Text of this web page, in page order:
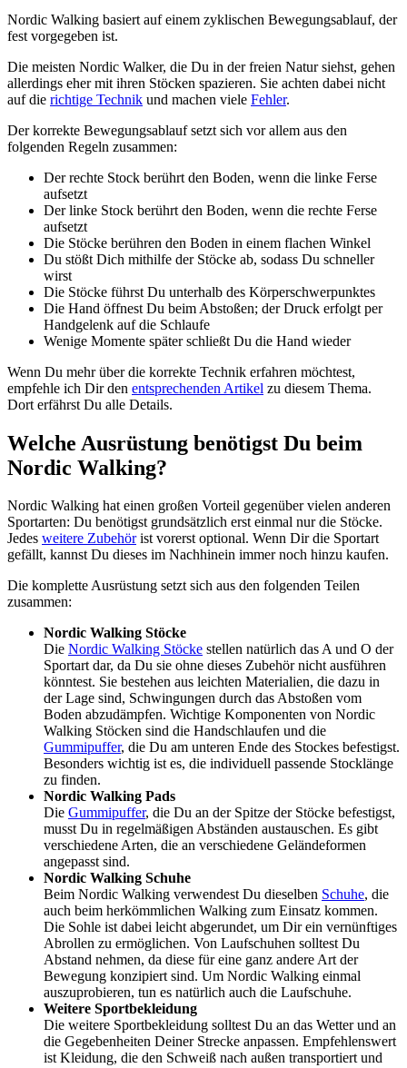
Nordic Walking basiert auf einem zyklischen Bewegungsablauf, der
fest vorgegeben ist.
Die meisten Nordic Walker, die Du in der freien Natur siehst, gehen
allerdings eher mit ihren Stöcken spazieren. Sie achten dabei nicht
auf die richtige Technik und machen viele Fehler.
Der korrekte Bewegungsablauf setzt sich vor allem aus den
folgenden Regeln zusammen:
Der rechte Stock berührt den Boden, wenn die linke Ferse
aufsetzt
Der linke Stock berührt den Boden, wenn die rechte Ferse
aufsetzt
Die Stöcke berühren den Boden in einem flachen Winkel
Du stößt Dich mithilfe der Stöcke ab, sodass Du schneller
wirst
Die Stöcke führst Du unterhalb des Körperschwerpunktes
Die Hand öffnest Du beim Abstoßen; der Druck erfolgt per
Handgelenk auf die Schlaufe
Wenige Momente später schließt Du die Hand wieder
Wenn Du mehr über die korrekte Technik erfahren möchtest,
empfehle ich Dir den entsprechenden Artikel zu diesem Thema.
Dort erfährst Du alle Details.
Welche Ausrüstung benötigst Du beim
Nordic Walking?
Nordic Walking hat einen großen Vorteil gegenüber vielen anderen
Sportarten: Du benötigst grundsätzlich erst einmal nur die Stöcke.
Jedes weitere Zubehörist vorerst optional. Wenn Dir die Sportart
gefällt, kannst Du dieses im Nachhinein immer noch hinzu kaufen.
Die komplette Ausrüstung setzt sich aus den folgenden Teilen
zusammen:
Nordic Walking Stöcke
Die Nordic Walking Stöcke stellen natürlich das A und O der
Sportart dar, da Du sie ohne dieses Zubehör nicht ausführen
könntest. Sie bestehen aus leichten Materialien, die dazu in
der Lage sind, Schwingungen durch das Abstoßen vom
Boden abzudämpfen. Wichtige Komponenten von Nordic
Walking Stöcken sind die Handschlaufen und die
Gummipuffer, die Du am unteren Ende des Stockes befestigst.
Besonders wichtig ist es, die individuell passende Stocklänge
zu finden.
Nordic Walking Pads
Die Gummipuffer, die Du an der Spitze der Stöcke befestigst,
musst Du in regelmäßigen Abständen austauschen. Es gibt
verschiedene Arten, die an verschiedene Geländeformen
angepasst sind.
Nordic Walking Schuhe
Beim Nordic Walking verwendest Du dieselben Schuhe, die
auch beim herkömmlichen Walking zum Einsatz kommen.
Die Sohle ist dabei leicht abgerundet, um Dir ein vernünftiges
Abrollen zu ermöglichen. Von Laufschuhen solltest Du
Abstand nehmen, da diese für eine ganz andere Art der
Bewegung konzipiert sind. Um Nordic Walking einmal
auszuprobieren, tun es natürlich auch die Laufschuhe.
Weitere Sportbekleidung
Die weitere Sportbekleidung solltest Du an das Wetter und an
die Gegebenheiten Deiner Strecke anpassen. Empfehlenswert
ist Kleidung, die den Schweiß nach außen transportiert und